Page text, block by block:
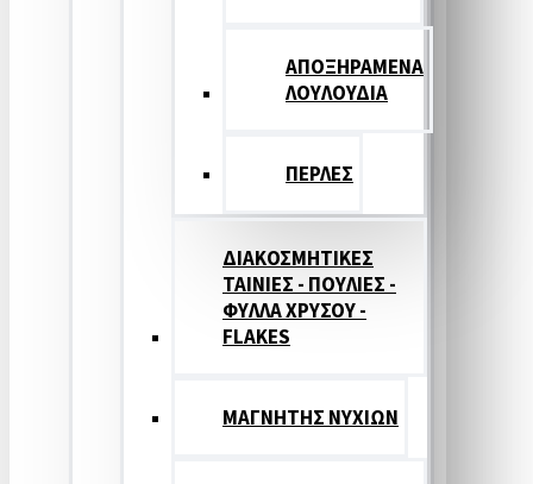
ΑΠΟΞΗΡΑΜΕΝΑ
ΛΟΥΛΟΥΔΙΑ
ΠΕΡΛΕΣ
ΔΙΑΚΟΣΜΗΤΙΚΕΣ
ΤΑΙΝΙΕΣ - ΠΟΥΛΙΕΣ -
ΦΥΛΛΑ ΧΡΥΣΟΥ -
FLAKES
ΜΑΓΝΗΤΗΣ ΝΥΧΙΩΝ